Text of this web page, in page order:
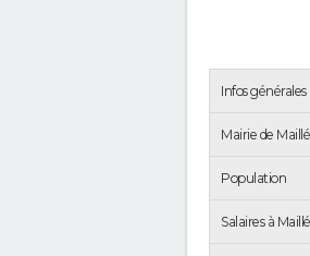
Infos générales
Mairie de Maillé
Population
Salaires à Maillé